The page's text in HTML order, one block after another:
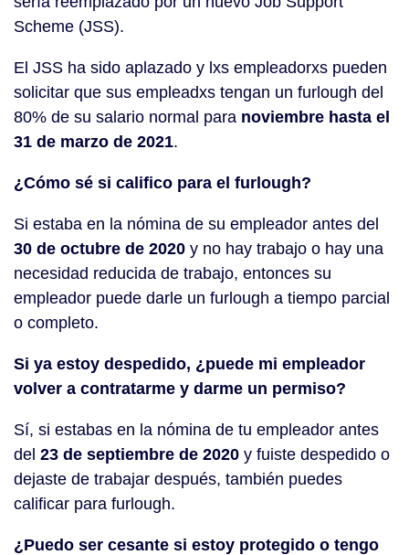
Scheme (JSS).
El JSS ha sido aplazado y lxs empleadorxs pueden
solicitar que sus empleadxs tengan un furlough del
80% de su salario normal para noviembre hasta el
31 de marzo de 2021.
¿Cómo sé si califico para el furlough?
Si estaba en la nómina de su empleador antes del
30 de octubre de 2020 y no hay trabajo o hay una
necesidad reducida de trabajo, entonces su
empleador puede darle un furlough a tiempo parcial
o completo.
Si ya estoy despedido, ¿puede mi empleador
volver a contratarme y darme un permiso?
Sí, si estabas en la nómina de tu empleador antes
del 23 de septiembre de 2020 y fuiste despedido o
dejaste de trabajar después, también puedes
calificar para furlough.
¿Puedo ser cesante si estoy protegido o tengo